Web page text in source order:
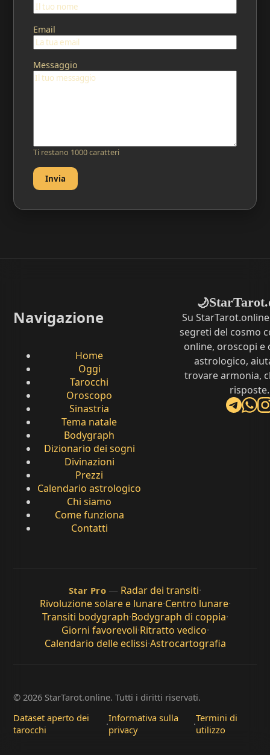
Email
Messaggio
Ti restano 1000 caratteri
Invia
Navigazione
Home
Oggi
Tarocchi
Oroscopo
Sinastria
Tema natale
Bodygraph
Dizionario dei sogni
Divinazioni
Prezzi
Calendario astrologico
Chi siamo
Come funziona
Contatti
🌙
Su
segreti del cosmo
online, oroscopi e
astrologico,
trovare armonia,
risposte.
Star Pro — Radar dei transiti·
Rivoluzione solare e lunare·Centro lunare·
Transiti bodygraph·Bodygraph di coppia·
Giorni favorevoli·Ritratto vedico·
Calendario delle eclissi·Astrocartografia
© 2026 StarTarot.online. Tutti i diritti riservati.
Dataset aperto dei
tarocchi
·Informativa sulla
privacy
·Termini di
utilizzo